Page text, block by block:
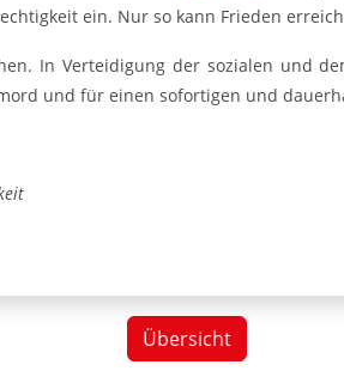
ein. Nur so kann Frieden
In Verteidigung der sozialen und
und für einen sofortigen und
Übersicht